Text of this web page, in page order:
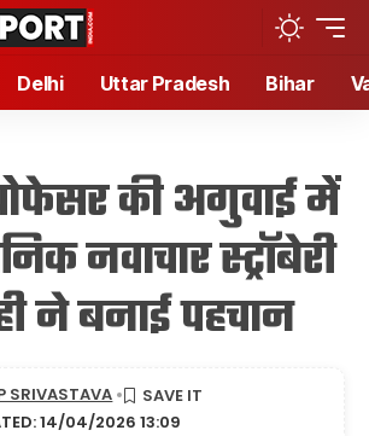
Delhi Uttar Pradesh Bihar
की अगुवाई में
नवाचार स्ट्रॉबेरी
ने बनाई पहचान
14/04/2026 13:09
SRIVASTAVA